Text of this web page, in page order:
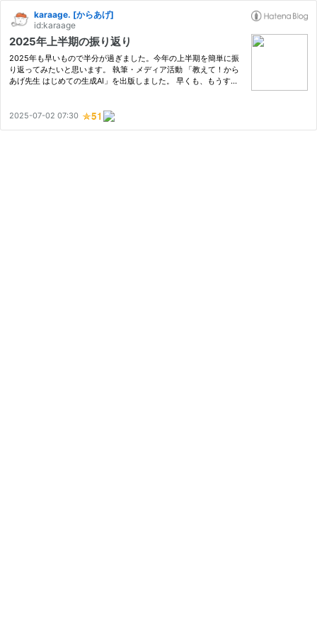
karaage. [からあげ]
id:karaage
2025年上半期の振り返り
2025年も早いもので半分が過ぎました。今年の上半期を簡単に振
り返ってみたいと思います。 執筆・メディア活動 「教えて！から
あげ先生 はじめての生成AI」を出版しました。 早くも、もうすぐ
う…
2025-07-02 07:30